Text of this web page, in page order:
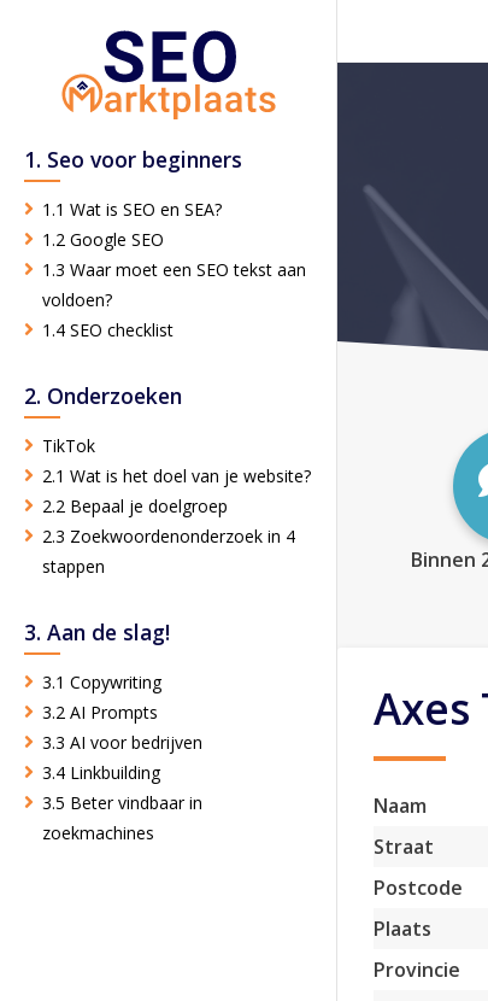
1. Seo voor beginners
1.1 Wat is SEO en SEA?
1.2 Google SEO
1.3 Waar moet een SEO tekst aan
voldoen?
1.4 SEO checklist
2. Onderzoeken
TikTok
2.1 Wat is het doel van je website?
2.2 Bepaal je doelgroep
2.3 Zoekwoordenonderzoek in 4
stappen
3. Aan de slag!
3.1 Copywriting
3.2 AI Prompts
3.3 AI voor bedrijven
3.4 Linkbuilding
3.5 Beter vindbaar in
zoekmachines
Binnen
Axes
Naam
Straat
Postcode
Plaats
Provincie